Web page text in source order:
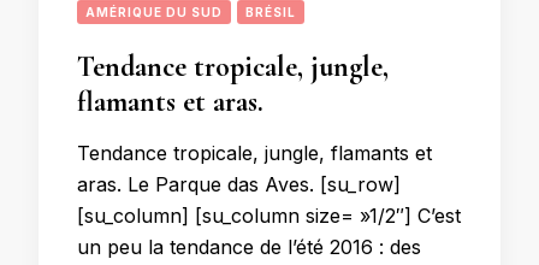
AMÉRIQUE DU SUD BRÉSIL
Tendance tropicale, jungle,
flamants et aras.
Tendance tropicale, jungle, flamants et
aras. Le Parque das Aves. [su_row]
[su_column] [su_column size= »1/2″] C’est
un peu la tendance de l’été 2016 : des